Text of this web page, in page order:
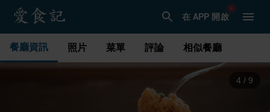
在 APP 開啟
餐廳資訊 照片 菜單 評論 相似餐廳
4 / 9